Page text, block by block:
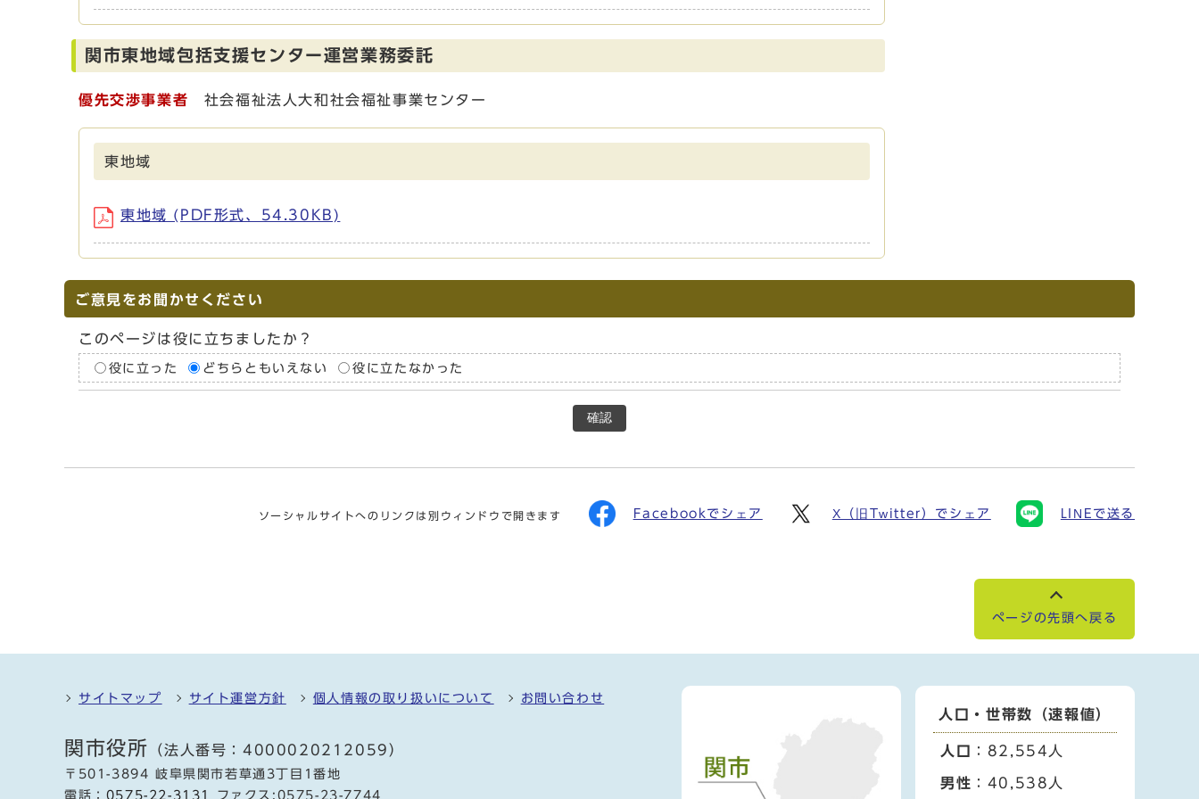
関市東地域包括支援センター運営業務委託
優先交渉事業者 社会福祉法人大和社会福祉事業センター
東地域
東地域 (PDF形式、54.30KB)
ご意見をお聞かせください
このページは役に立ちましたか？
役に立った どちらともいえない 役に立たなかった
確認
ソーシャルサイトへのリンクは別ウィンドウで開きます Facebookでシェア X（旧Twitter）でシェア LINEで送る
ページの先頭へ戻る
サイトマップ サイト運営方針 個人情報の取り扱いについて お問い合わせ
関市役所 （法人番号：4000020212059）
〒501-3894 岐阜県関市若草通3丁目1番地
電話： 0575-22-3131 ファクス:0575-23-7744
人口・世帯数（速報値）
人口 ：82,554人
男性 ：40,538人